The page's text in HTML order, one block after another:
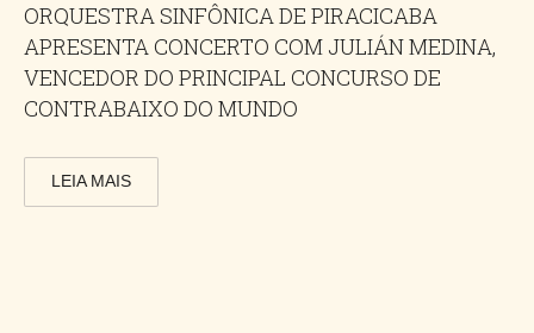
ORQUESTRA SINFÔNICA DE PIRACICABA
APRESENTA CONCERTO COM JULIÁN MEDINA,
VENCEDOR DO PRINCIPAL CONCURSO DE
CONTRABAIXO DO MUNDO
LEIA MAIS